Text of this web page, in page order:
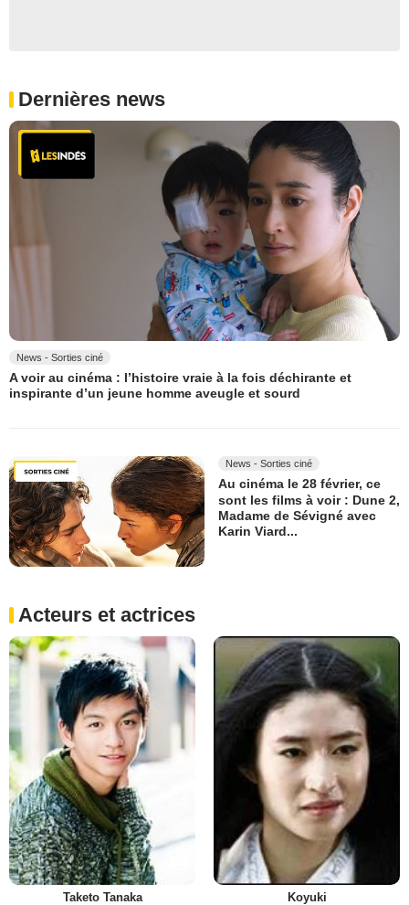
Dernières news
News - Sorties ciné
A voir au cinéma : l’histoire vraie à la fois déchirante et
inspirante d’un jeune homme aveugle et sourd
News - Sorties ciné
Au cinéma le 28 février, ce
sont les films à voir : Dune 2,
Madame de Sévigné avec
Karin Viard...
Acteurs et actrices
Taketo Tanaka Koyuki